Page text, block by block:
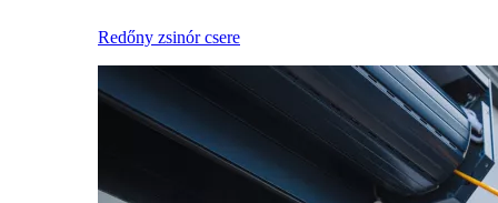
Redőny zsinór csere